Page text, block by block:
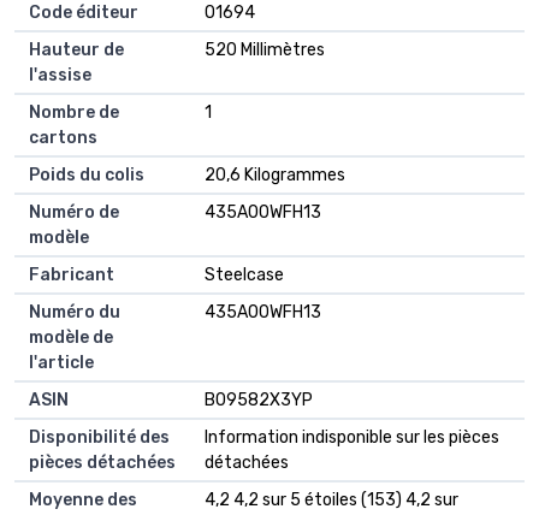
Code éditeur
‎O1694
Hauteur de
l'assise
‎520 Millimètres
Nombre de
cartons
‎1
Poids du colis
‎20,6 Kilogrammes
Numéro de
modèle
‎435A00WFH13
Fabricant
‎Steelcase
Numéro du
modèle de
l'article
‎435A00WFH13
ASIN
‎B09582X3YP
Disponibilité des
pièces détachées
‎Information indisponible sur les pièces
détachées
Moyenne des
4,2 4,2 sur 5 étoiles (153) 4,2 sur